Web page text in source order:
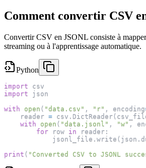
Comment convertir CSV
Convertir CSV en JSONL consiste à
streaming ou à l'apprentissage automatique.
Python
import csv
import json
with
open ( "data.csv" , "r" , encoding
    reader
= csv . DictReader(
with
open ( "data.jsonl" , "w" ,
for row in reader :
            jsonl_file
. write ( json .
print ( "Converted CSV to JSONL